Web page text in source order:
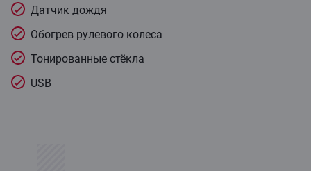
Датчик дождя
Обогрев рулевого колеса
Тонированные стёкла
USB